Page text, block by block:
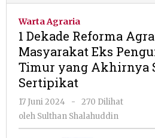
Warta Agraria
1 Dekade Reforma
Masyarakat Eks
Timur yang Akhirnya
Sertipikat
17 Juni 2024
oleh
Sulthan
-
270 Dilihat
oleh Sulthan Shalahuddin